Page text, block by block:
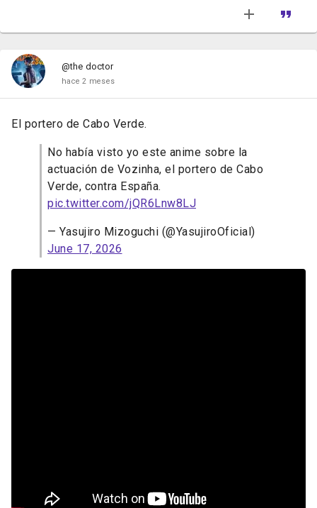
@the doctor
hace 2 meses
El portero de Cabo Verde.
No había visto yo este anime sobre la
actuación de Vozinha, el portero de Cabo
Verde, contra España.
pic.twitter.com/jQR6Lnw8LJ
— Yasujiro Mizoguchi (@YasujiroOficial)
June 17, 2026